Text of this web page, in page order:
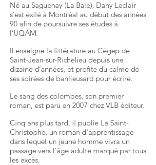
Né au Saguenay (La Baie), Dany Leclair
s’est exilé à Montréal au début des années
90 afin de poursuivre ses études à
l’UQAM.
Il enseigne la littérature au Cégep de
Saint-Jean-sur-Richelieu depuis une
dizaine d’années, et profite du calme de
ses soirées de banlieusard pour écrire.
Le sang des colombes, son premier
roman, est paru en 2007 chez VLB éditeur.
Cinq ans plus tard, il publie Le Saint-
Christophe, un roman d'apprentissage
dans lequel un jeune homme vivra un
passage vers l'âge adulte marqué par tous
les excès.